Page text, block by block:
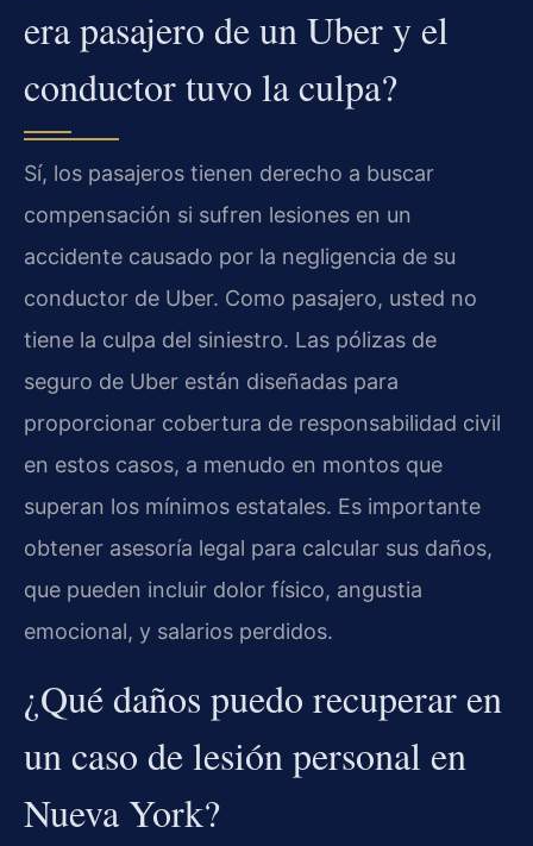
era pasajero de un Uber y el
conductor tuvo la culpa?
Sí, los pasajeros tienen derecho a buscar
compensación si sufren lesiones en un
accidente causado por la negligencia de su
conductor de Uber. Como pasajero, usted no
tiene la culpa del siniestro. Las pólizas de
seguro de Uber están diseñadas para
proporcionar cobertura de responsabilidad civil
en estos casos, a menudo en montos que
superan los mínimos estatales. Es importante
obtener asesoría legal para calcular sus daños,
que pueden incluir dolor físico, angustia
emocional, y salarios perdidos.
¿Qué daños puedo recuperar en
un caso de lesión personal en
Nueva York?